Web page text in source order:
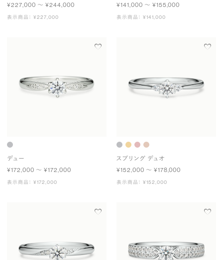
¥227,000 〜 ¥244,000
表示商品： ¥227,000
¥141,000 〜 ¥155,000
表示商品： ¥141,000
デュー
¥172,000 〜 ¥172,000
表示商品： ¥172,000
スプリング デュオ
¥152,000 〜 ¥178,000
表示商品： ¥152,000